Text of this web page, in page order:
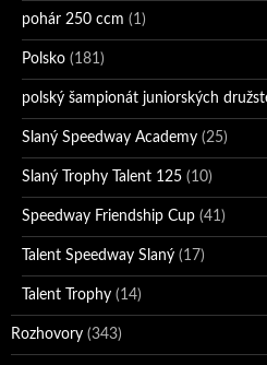
pohár 250 ccm (1)
Polsko (181)
polský šampionát juniorských
Slaný Speedway Academy (25)
Slaný Trophy Talent 125 (10)
Speedway Friendship Cup (41)
Talent Speedway Slaný (17)
Talent Trophy (14)
Rozhovory (343)